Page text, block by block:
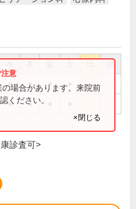
祝
● ● ●
● ●
場合があります。来院前
ください。
×閉じる
診査可>